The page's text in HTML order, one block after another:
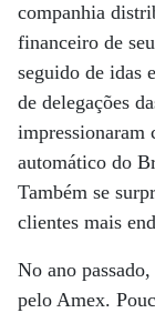
companhia
financeiro de
seguido de idas
de delegações
impressionaram
automático do
Também se
clientes mais
No ano
pelo Amex.